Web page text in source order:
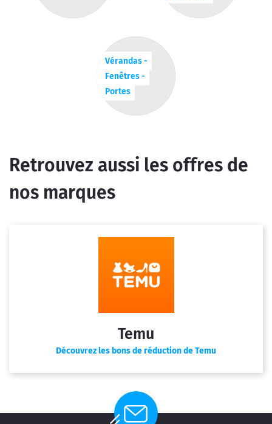
Vérandas -
Fenêtres -
Portes
Retrouvez aussi les offres de
nos marques
Temu
Découvrez les bons de réduction de Temu